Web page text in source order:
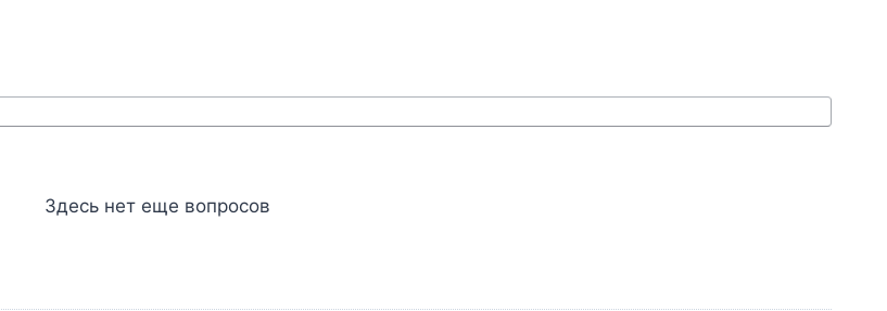
Здесь нет еще вопросов